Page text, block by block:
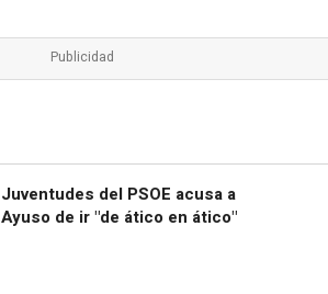
Juventudes del PSOE acusa a
Ayuso de ir "de ático en ático"